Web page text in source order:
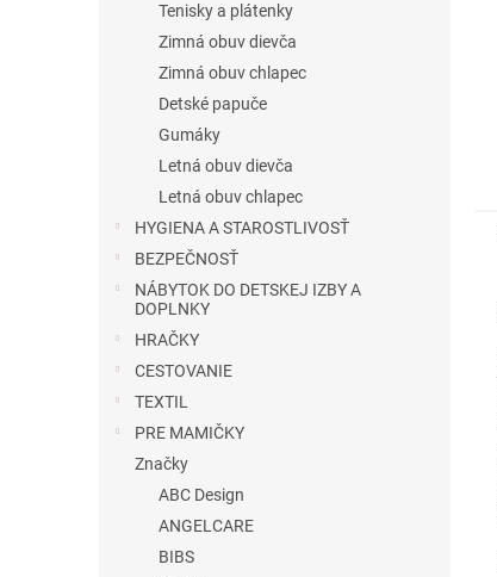
Tenisky a plátenky
Zimná obuv dievča
Zimná obuv chlapec
Detské papuče
Gumáky
Letná obuv dievča
Letná obuv chlapec
HYGIENA A STAROSTLIVOSŤ
BEZPEČNOSŤ
NÁBYTOK DO DETSKEJ IZBY A
DOPLNKY
HRAČKY
CESTOVANIE
TEXTIL
PRE MAMIČKY
Značky
ABC Design
ANGELCARE
BIBS